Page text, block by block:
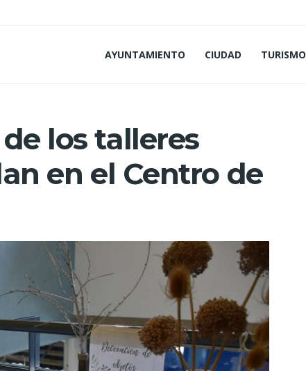
AYUNTAMIENTO CIUDAD TURISMO
los talleres
en el Centro de